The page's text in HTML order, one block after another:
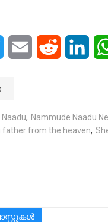
Twitter Email Reddit
Naadu, Nammude Naadu
father from the heaven,